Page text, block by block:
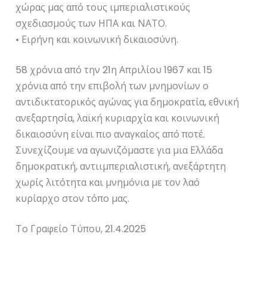
χώρας μας από τους ιμπεριαλιστικούς
σχεδιασμούς των ΗΠΑ και ΝΑΤΟ.
• Ειρήνη και κοινωνική δικαιοσύνη.
58 χρόνια από την 21η Απριλίου 1967 και 15
χρόνια από την επιβολή των μνημονίων ο
αντιδικτατορικός αγώνας για δημοκρατία, εθνική
ανεξαρτησία, λαϊκή κυριαρχία και κοινωνική
δικαιοσύνη είναι πιο αναγκαίος από ποτέ.
Συνεχίζουμε να αγωνιζόμαστε για μια Ελλάδα
δημοκρατική, αντιιμπεριαλιστική, ανεξάρτητη
χωρίς λιτότητα και μνημόνια με τον λαό
κυρίαρχο στον τόπο μας.
Το Γραφείο Τύπου, 21.4.2025